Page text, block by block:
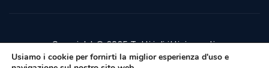
Copyright © 2025 Tutti i diritti riservati.
Usiamo i cookie per fornirti la miglior esperienza d'uso e